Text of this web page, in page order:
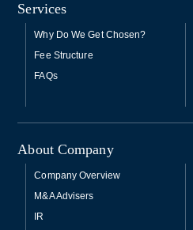
Services
Why Do We Get Chosen?
Fee Structure
FAQs
About Company
Company Overview
M&A Advisers
IR